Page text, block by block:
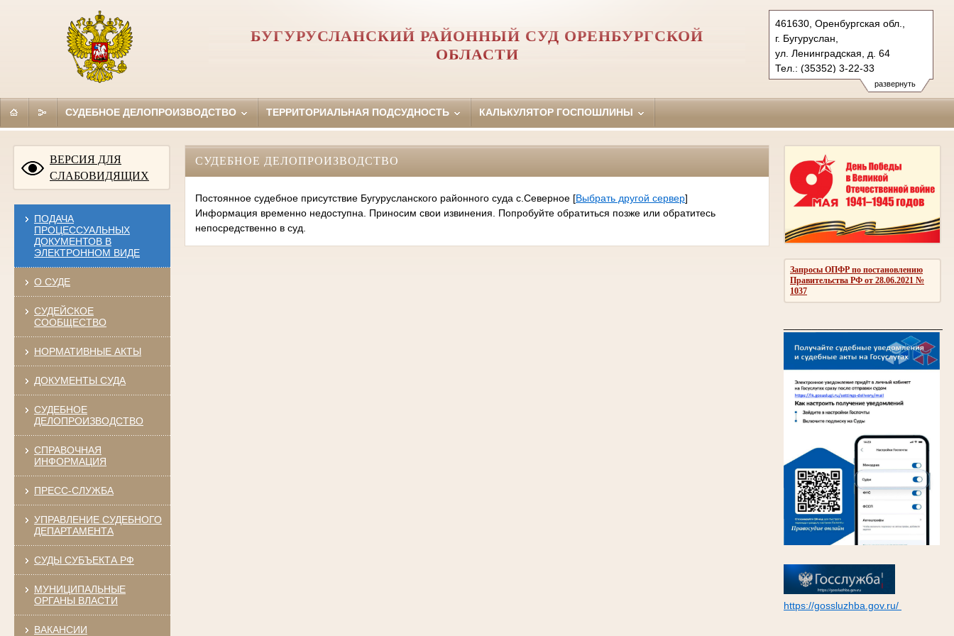
развернуть
461630, Оренбургская обл.,
г. Бугуруслан,
ул. Ленинградская, д. 64
Тел.: (35352) 3-22-33
buguruslansky.orb@sudrf.ru
БУГУРУСЛАНСКИЙ РАЙОННЫЙ СУД ОРЕНБУРГСКОЙ
ОБЛАСТИ
СУДЕБНОЕ ДЕЛОПРОИЗВОДСТВО ТЕРРИТОРИАЛЬНАЯ ПОДСУДНОСТЬ КАЛЬКУЛЯТОР ГОСПОШЛИНЫ
ВЕРСИЯ ДЛЯ
СЛАБОВИДЯЩИХ
ПОДАЧА
ПРОЦЕССУАЛЬНЫХ
ДОКУМЕНТОВ В
ЭЛЕКТРОННОМ ВИДЕ
О СУДЕ
СУДЕЙСКОЕ
СООБЩЕСТВО
НОРМАТИВНЫЕ АКТЫ
ДОКУМЕНТЫ СУДА
СУДЕБНОЕ
ДЕЛОПРОИЗВОДСТВО
СПРАВОЧНАЯ
ИНФОРМАЦИЯ
ПРЕСС-СЛУЖБА
УПРАВЛЕНИЕ СУДЕБНОГО
ДЕПАРТАМЕНТА
СУДЫ СУБЪЕКТА РФ
МУНИЦИПАЛЬНЫЕ
ОРГАНЫ ВЛАСТИ
ВАКАНСИИ
Запросы ОПФР по постановлению
Правительства РФ от 28.06.2021 №
1037
https://gossluzhba.gov.ru/
СУДЕБНОЕ ДЕЛОПРОИЗВОДСТВО
Постоянное судебное присутствие Бугурусланского районного суда с.Северное[Выбрать другой сервер]
Информация временно недоступна. Приносим свои извинения. Попробуйте обратиться позже или обратитесь
непосредственно в суд.